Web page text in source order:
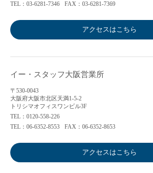
TEL：03-6281-7346
FAX：03-6281-7369
アクセスはこちら
イー・スタッフ大阪営業所
〒530-0043
大阪府大阪市北区天満1-5-2
トリシマオフィスワンビル3F
TEL：0120-558-226
TEL：06-6352-8553
FAX：06-6352-8653
アクセスはこちら